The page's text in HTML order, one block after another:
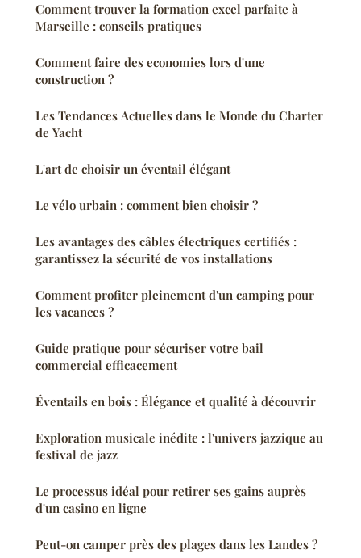
Comment trouver la formation excel parfaite à
Marseille : conseils pratiques
Comment faire des economies lors d'une
construction ?
Les Tendances Actuelles dans le Monde du Charter
de Yacht
L'art de choisir un éventail élégant
Le vélo urbain : comment bien choisir ?
Les avantages des câbles électriques certifiés :
garantissez la sécurité de vos installations
Comment profiter pleinement d'un camping pour
les vacances ?
Guide pratique pour sécuriser votre bail
commercial efficacement
Éventails en bois : Élégance et qualité à découvrir
Exploration musicale inédite : l'univers jazzique au
festival de jazz
Le processus idéal pour retirer ses gains auprès
d'un casino en ligne
Peut-on camper près des plages dans les Landes ?